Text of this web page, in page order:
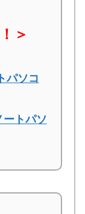
＞
パソコ
トパソ